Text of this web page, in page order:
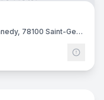
1 Av. du Président John Fitzgerald Kennedy, 78100 Saint-Germain-en-Laye
17